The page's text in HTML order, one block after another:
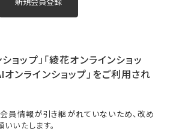
ョップ」「綾花オンラインショッ
オンラインショップ」をご利用され
員情報が引き継がれていないため、改め
いたします。